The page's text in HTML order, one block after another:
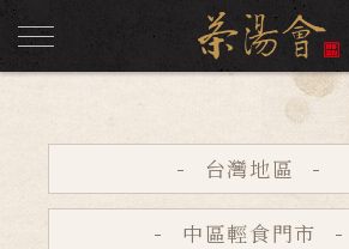
台灣地區
中區輕食門市